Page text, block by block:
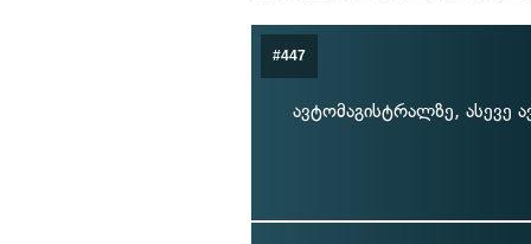
#447
ავტომაგისტრალზე, ასევე